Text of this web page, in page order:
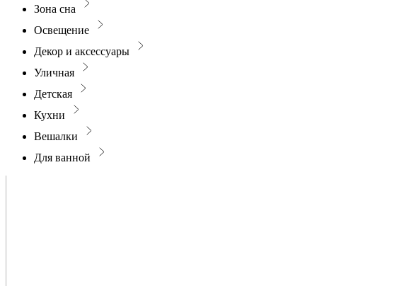
Зона сна
Освещение
Декор и аксессуары
Уличная
Детская
Кухни
Вешалки
Для ванной